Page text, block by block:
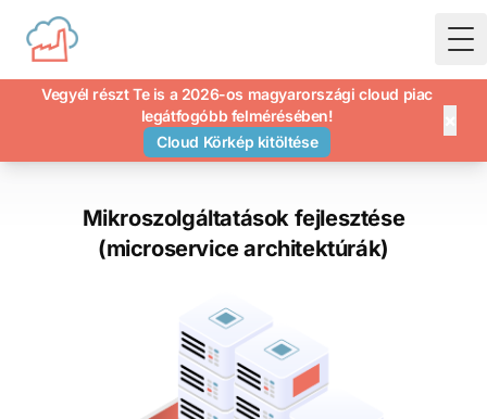
Vegyél részt Te is a 2026-os magyarországi cloud piac
legátfogóbb felmérésében!
Cloud Körkép kitöltése
Mikroszolgáltatások fejlesztése
(microservice architektúrák)